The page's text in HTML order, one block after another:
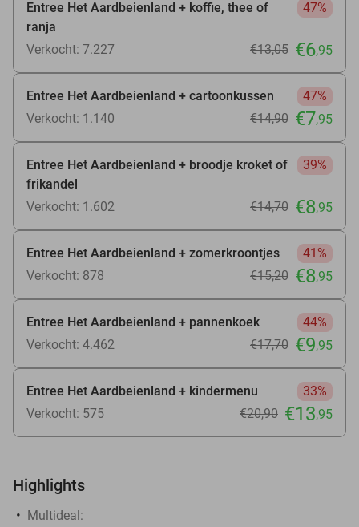
Entree Het Aardbeienland + koffie, thee of
ranja
47%
Verkocht: 7.227 €13,05 €6,95
Entree Het Aardbeienland + cartoonkussen
47%
Verkocht: 1.140
€14,90 €7,95
Entree Het Aardbeienland + broodje kroket of
frikandel
39%
Verkocht: 1.602 €14,70 €8,95
Entree Het Aardbeienland + zomerkroontjes
41%
Verkocht: 878
€15,20 €8,95
Entree Het Aardbeienland + pannenkoek
44%
Verkocht: 4.462
€17,70 €9,95
Entree Het Aardbeienland + kindermenu
33%
Verkocht: 575
€20,90 €13,95
Highlights
Multideal: